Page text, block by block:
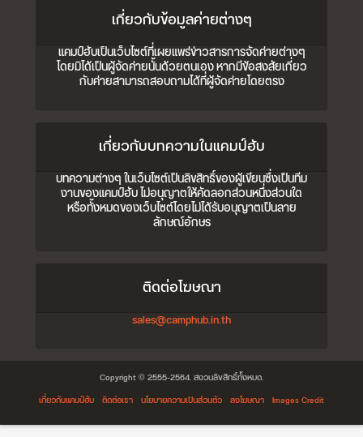
เกี่ยวกับข้อมูลค่ายต่างๆ
แคมป์ฮับเป็นเว็บไซต์ที่เผยแพร่ข่าวสารการจัดค่ายต่างๆ
โดยมิได้เป็นผู้จัดค่ายนั้นด้วยตนเอง หากมีข้อสงสัยเกี่ยว
กับค่ายสามารถสอบถามได้ที่ผู้จัดค่ายโดยตรง
เกี่ยวกับบทความในแคมป์ฮับ
บทความต่างๆ ในเว็บไซต์เป็นลิขสิทธิ์ของผู้เขียนซึ่งเป็นทีม
งานของแคมป์ฮับ ไม่อนุญาตให้คัดลอกส่วนหนึ่งส่วนใด
หรือทั้งหมดของเว็บไซต์โดยไม่ได้รับอนุญาตเป็นลาย
ลักษณ์อักษร
ติดต่อโฆษณา
sales@camphub.in.th
Copyright © 2555-2564. สงวนลิขสิทธิ์ทั้งหมด.
เกี่ยวกับแคมป์ฮับ ติดต่อเรา นโยบายความเป็นส่วนตัว ลงโฆษณา Images Credit